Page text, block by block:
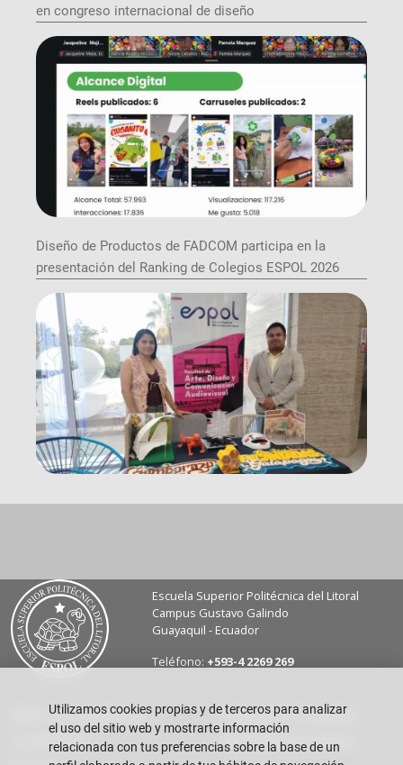
en congreso internacional de diseño
Diseño de Productos de FADCOM participa en la
presentación del Ranking de Colegios ESPOL 2026
Utilizamos cookies propias y de terceros para analizar
el uso del sitio web y mostrarte información
relacionada con tus preferencias sobre la base de un
Escuela Superior Politécnica del Litoral
Campus Gustavo Galindo
Guayaquil - Ecuador
Teléfono: +593-4 2269 269
Buzón de sugerencias
Contáctanos
Preguntas Frecuentes
Rendición de cuentas